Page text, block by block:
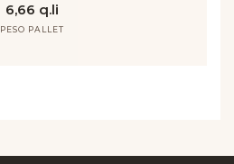
6,66 q.li
PESO PALLET